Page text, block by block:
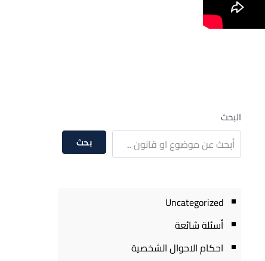
البحث
بحث
Uncategorized
أسئلة شائعة
احكام الاحوال الشخصية